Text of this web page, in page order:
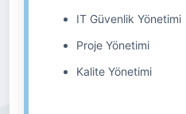
IT Güvenlik Yönetimi
Proje Yönetimi
Kalite Yönetimi